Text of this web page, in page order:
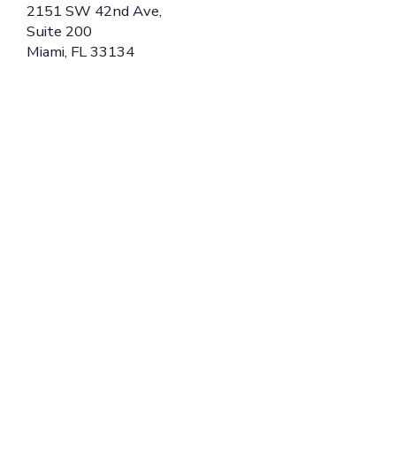
2151 SW 42nd Ave,
Suite 200
Miami, FL 33134